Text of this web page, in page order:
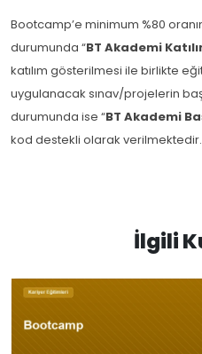
Bootcamp’e minimum %80
durumunda “BT Akademi
katılım gösterilmesi ile birlikte
uygulanacak sınav/projelerin
durumunda ise “BT Akademi
kod destekli olarak verilmektedir.
İlgili